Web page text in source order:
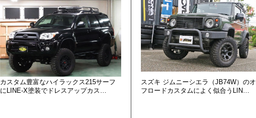
カスタム豊富なハイラックス215サーフ
にLINE-X塗装でドレスアップカス…
スズキ ジムニーシエラ（JB74W）のオ
フロードカスタムによく似合うLIN…